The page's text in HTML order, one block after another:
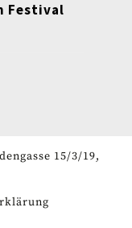
Festival
15/3/19,